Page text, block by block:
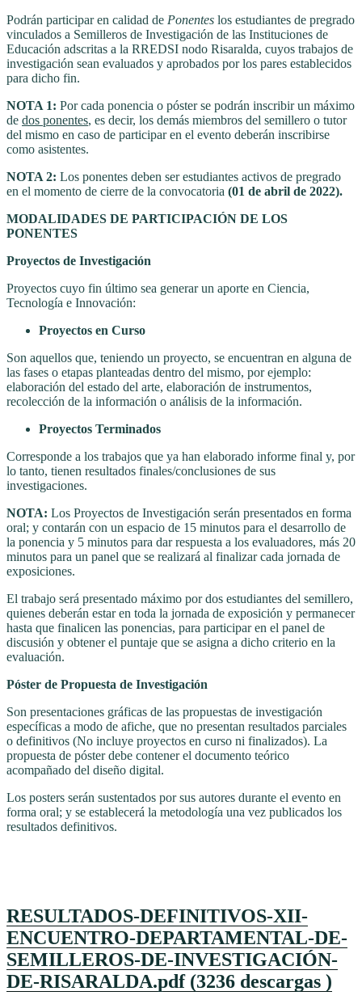
Podrán participar en calidad de Ponentes los estudiantes de pregrado
vinculados a Semilleros de Investigación de las Instituciones de
Educación adscritas a la RREDSI nodo Risaralda, cuyos trabajos de
investigación sean evaluados y aprobados por los pares establecidos
para dicho fin.
NOTA 1: Por cada ponencia o póster se podrán inscribir un máximo
de dos ponentes, es decir, los demás miembros del semillero o tutor
del mismo en caso de participar en el evento deberán inscribirse
como asistentes.
NOTA 2: Los ponentes deben ser estudiantes activos de pregrado
en el momento de cierre de la convocatoria (01 de abril de 2022).
MODALIDADES DE PARTICIPACIÓN DE LOS
PONENTES
Proyectos de Investigación
Proyectos cuyo fin último sea generar un aporte en Ciencia,
Tecnología e Innovación:
Proyectos en Curso
Son aquellos que, teniendo un proyecto, se encuentran en alguna de
las fases o etapas planteadas dentro del mismo, por ejemplo:
elaboración del estado del arte, elaboración de instrumentos,
recolección de la información o análisis de la información.
Proyectos Terminados
Corresponde a los trabajos que ya han elaborado informe final y, por
lo tanto, tienen resultados finales/conclusiones de sus
investigaciones.
NOTA: Los Proyectos de Investigación serán presentados en forma
oral; y contarán con un espacio de 15 minutos para el desarrollo de
la ponencia y 5 minutos para dar respuesta a los evaluadores, más 20
minutos para un panel que se realizará al finalizar cada jornada de
exposiciones.
El trabajo será presentado máximo por dos estudiantes del semillero,
quienes deberán estar en toda la jornada de exposición y permanecer
hasta que finalicen las ponencias, para participar en el panel de
discusión y obtener el puntaje que se asigna a dicho criterio en la
evaluación.
Póster de Propuesta de Investigación
Son presentaciones gráficas de las propuestas de investigación
específicas a modo de afiche, que no presentan resultados parciales
o definitivos (No incluye proyectos en curso ni finalizados). La
propuesta de póster debe contener el documento teórico
acompañado del diseño digital.
Los posters serán sustentados por sus autores durante el evento en
forma oral; y se establecerá la metodología una vez publicados los
resultados definitivos.
RESULTADOS-DEFINITIVOS-XII-
ENCUENTRO-DEPARTAMENTAL-DE-
SEMILLEROS-DE-INVESTIGACIÓN-
DE-RISARALDA.pdf (3236 descargas )